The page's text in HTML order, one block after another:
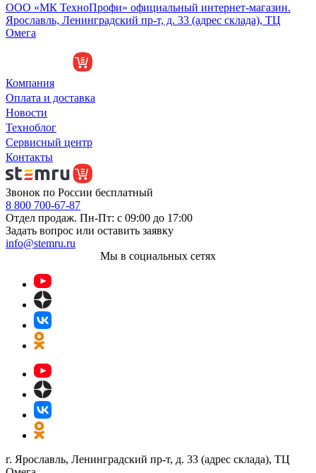
ООО «МК ТехноПрофи» официальный интернет-магазин.
Ярославль, Ленинградский пр-т, д. 33 (адрес склада), ТЦ
Омега
Компания
Оплата и доставка
Новости
Техноблог
Сервисный центр
Контакты
Звонок по России бесплатный
8 800 700-67-87
Отдел продаж. Пн-Пт: с 09:00 до 17:00
Задать вопрос или оставить заявку
info@stemru.ru
Мы в социальных сетях
г. Ярославль, Ленинградский пр-т, д. 33 (адрес склада), ТЦ